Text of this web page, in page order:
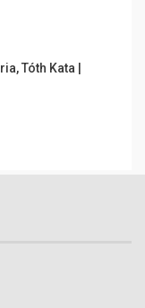
Tóth Kata |